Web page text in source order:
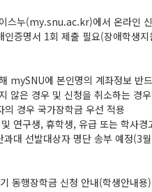
스누(my.snu.ac.kr)에서 온라인
증명서 1회 제출 필요(장애학생지
mySNU에 본인명의 계좌정보 반
않은 경우 및 신청을 취소하는 경
경우 국가장학금 우선 적용
연구생, 휴학생, 유급 또는 학사
대 선발대상자 명단 송부 예정(3
동행장학금 신청 안내(학생안내용